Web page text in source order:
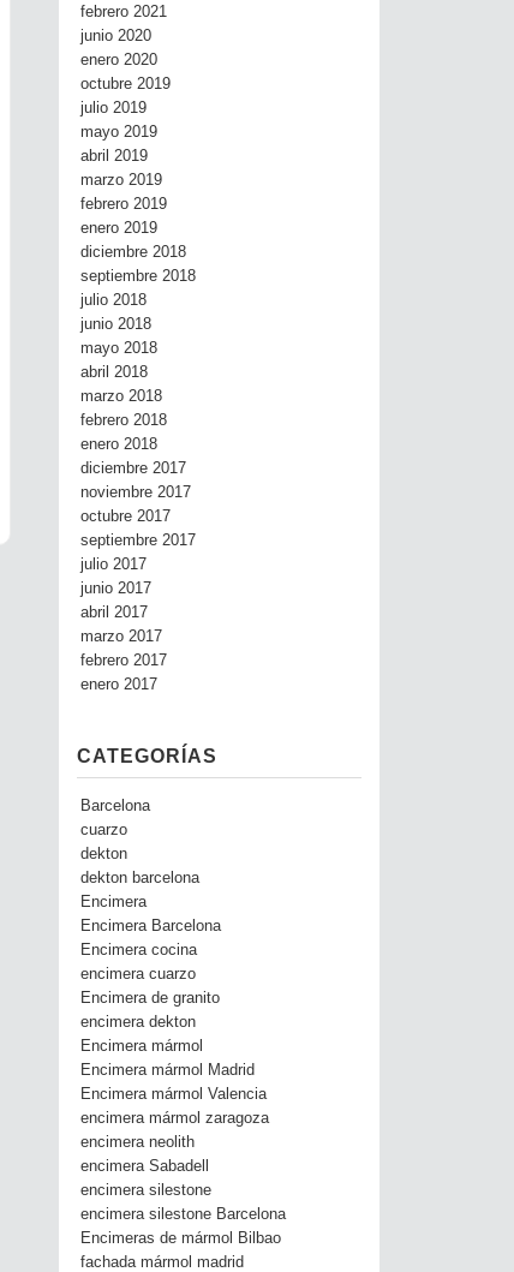
febrero 2021
junio 2020
enero 2020
octubre 2019
julio 2019
mayo 2019
abril 2019
marzo 2019
febrero 2019
enero 2019
diciembre 2018
septiembre 2018
julio 2018
junio 2018
mayo 2018
abril 2018
marzo 2018
febrero 2018
enero 2018
diciembre 2017
noviembre 2017
octubre 2017
septiembre 2017
julio 2017
junio 2017
abril 2017
marzo 2017
febrero 2017
enero 2017
CATEGORÍAS
Barcelona
cuarzo
dekton
dekton barcelona
Encimera
Encimera Barcelona
Encimera cocina
encimera cuarzo
Encimera de granito
encimera dekton
Encimera mármol
Encimera mármol Madrid
Encimera mármol Valencia
encimera mármol zaragoza
encimera neolith
encimera Sabadell
encimera silestone
encimera silestone Barcelona
Encimeras de mármol Bilbao
fachada mármol madrid